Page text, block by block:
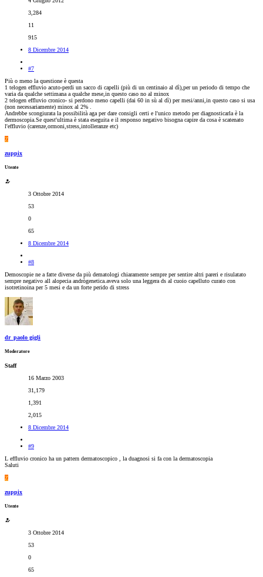
3,284
11
915
8 Dicembre 2014
#7
Più o meno la questione è questa
1 telogen effluvio acuto-perdi un sacco di capelli (più di un centinaio al dì),per un periodo di tempo che
varia da qualche settimana a qualche mese,in questo caso no al minox
2 telogen effluvio cronico- si perdono meno capelli (dai 60 in sù al dì) per mesi/anni,in questo caso si usa
(non necessariamente) minox al 2% .
Andrebbe scongiurata la possibilità aga per dare consigli certi e l'unico metodo per diagnosticarla è la
dermoscopia.Se quest'ultima è stata eseguita e il responso negativo bisogna capire da cosa è scatenato
l'effluvio (carenze,ormoni,stress,intolleranze etc)
Z
zuppix
Utente
3 Ottobre 2014
53
0
65
8 Dicembre 2014
#8
Demoscopie ne a fatte diverse da più dematologi chiaramente sempre per sentire altri pareri e risulatato
sempre negativo all alopecia andrògenetica.aveva solo una leggera ds al cuoio capelluto curato con
isotretinoina per 5 mesi e da un forte perido di stress
dr_paolo gigli
Moderatore
Staff
16 Marzo 2003
31,179
1,391
2,015
8 Dicembre 2014
#9
L effluvio cronico ha un pattern dermatoscopico , la duagnosi si fa con la dermatoscopia
Saluti
Z
zuppix
Utente
3 Ottobre 2014
53
0
65